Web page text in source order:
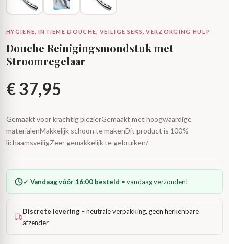
HYGIËNE, INTIEME DOUCHE, VEILIGE SEKS, VERZORGING HULP
Douche Reinigingsmondstuk met
Stroomregelaar
€37,95
Gemaakt voor krachtig plezierGemaakt met hoogwaardige
materialenMakkelijk schoon te makenDit product is 100%
lichaamsveiligZeer gemakkelijk te gebruiken/
✓ Vandaag vóór 16:00 besteld = vandaag verzonden!
Discrete levering – neutrale verpakking, geen herkenbare
afzender